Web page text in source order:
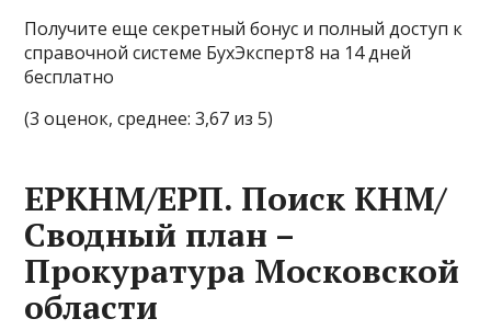
Получите еще секретный бонус и полный доступ к
справочной системе БухЭксперт8 на 14 дней
бесплатно
(3 оценок, среднее: 3,67 из 5)
ЕРКНМ/ЕРП. Поиск КНМ/
Сводный план –
Прокуратура Московской
области